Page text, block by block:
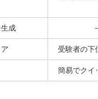
成
受験者の下
簡易でクイ